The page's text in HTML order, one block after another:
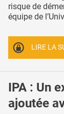
risque de
équipe de
LIRE LA
IPA : Un
ajoutée